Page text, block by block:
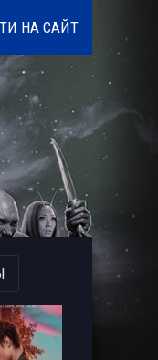
НА САЙТ